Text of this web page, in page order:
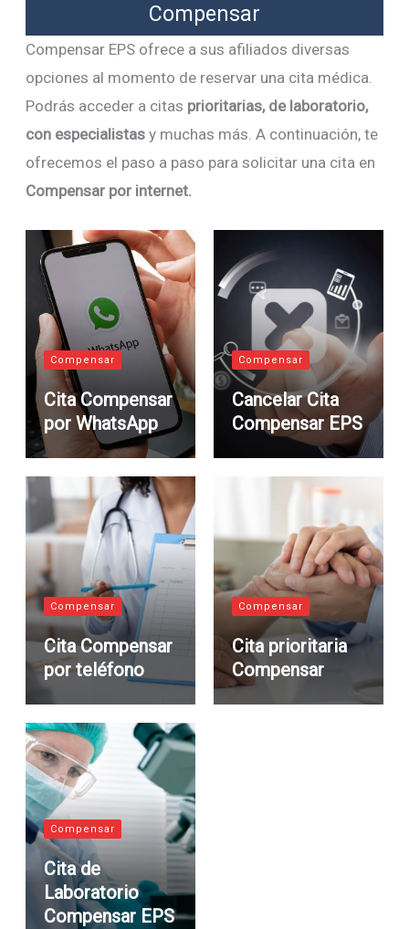
Compensar
Compensar EPS ofrece a sus afiliados diversas
opciones al momento de reservar una cita médica.
Podrás acceder a citas prioritarias, de laboratorio,
con especialistas y muchas más. A continuación, te
ofrecemos el paso a paso para solicitar una cita en
Compensar por internet.
Compensar
Cita Compensar
por WhatsApp
Compensar
Cancelar Cita
Compensar EPS
Compensar
Cita Compensar
por teléfono
Compensar
Cita prioritaria
Compensar
Compensar
Cita de
Laboratorio
Compensar EPS